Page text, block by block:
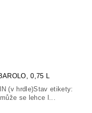
0,75 L
(v hrdle)Stav etikety:
se lehce l...